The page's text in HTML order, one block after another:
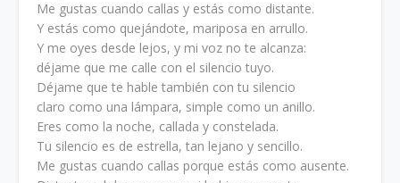
Me gustas cuando callas y estás como distante.
Y estás como quejándote, mariposa en arrullo.
Y me oyes desde lejos, y mi voz no te alcanza:
déjame que me calle con el silencio tuyo.
Déjame que te hable también con tu silencio
claro como una lámpara, simple como un anillo.
Eres como la noche, callada y constelada.
Tu silencio es de estrella, tan lejano y sencillo.
Me gustas cuando callas porque estás como ausente.